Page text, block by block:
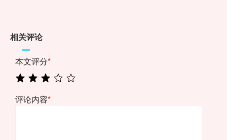
相关评论
本文评分*
评论内容*